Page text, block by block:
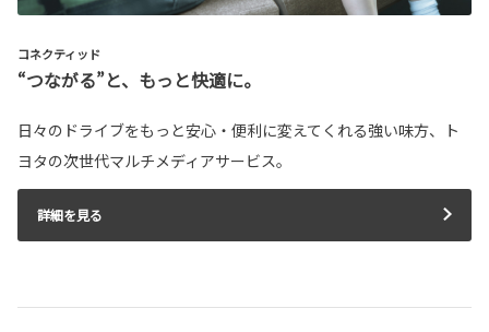
コネクティッド
“つながる”と、もっと快適に。
日々のドライブをもっと安心・便利に変えてくれる強い味方、ト
ヨタの次世代マルチメディアサービス。
詳細を見る